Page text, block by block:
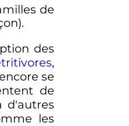
de
des
,
se
de
d'autres
les